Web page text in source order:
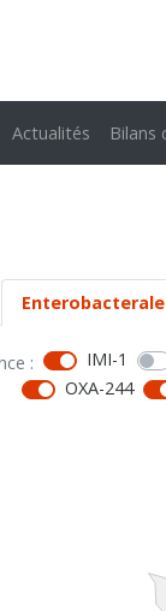
Actualités Bilans
: IMI-1
OXA-244